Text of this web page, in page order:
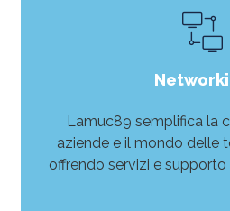
Lamuc89 semplifica la
aziende e il mondo delle
offrendo servizi e